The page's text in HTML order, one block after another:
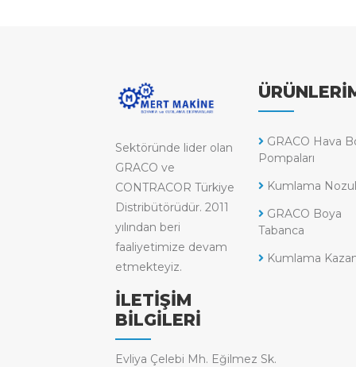
Sektöründe lider olan
GRACO ve
CONTRACOR Türkiye
Distribütörüdür. 2011
yılından beri
faaliyetimize devam
etmekteyiz.
GRACO Hava
Pompaları
Kumlama
GRACO Boya
Tabanca
Kumlama
İLETİŞİM
BİLGİLERİ
Evliya Çelebi Mh. Eğilmez Sk.